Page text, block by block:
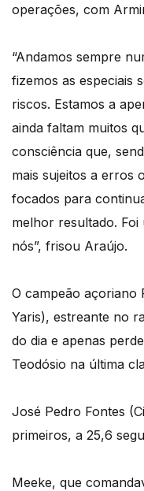
operações, com
“Andamos sempre
fizemos as especiais
riscos. Estamos a
ainda faltam muitos
consciência que,
mais sujeitos a erros
focados para
melhor resultado.
nós”, frisou Araújo.
O campeão açoriano
Yaris), estreante no
do dia e apenas
Teodósio na última
José Pedro Fontes
primeiros, a 25,6
Meeke, que